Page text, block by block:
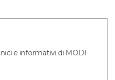
e informativi di MODI